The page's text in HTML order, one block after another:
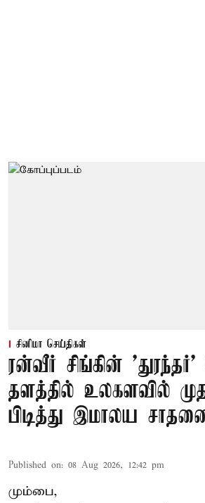
சினிமா செய்திகள்
ரன்வீர் சிங்கின்
தளத்தில் உலகளவில்
பிடித்து இமாலய
Published on: 08 Aug 2026, 12:42 pm
மும்பை,